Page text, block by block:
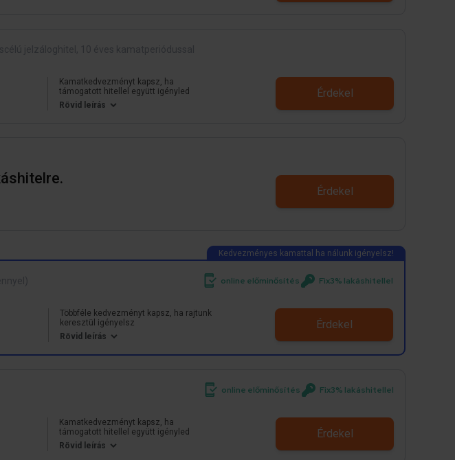
Kamatkedvezményt kapsz, ha
támogatott hitellel együtt igényled
Rövid leírás
Érdekel
Érdekel
online előminősítés Fix3% lakáshitellel
Többféle kedvezményt kapsz, ha rajtunk
keresztül igényelsz
Rövid leírás
Érdekel
online előminősítés Fix3% lakáshitellel
Kamatkedvezményt kapsz, ha
támogatott hitellel együtt igényled
Rövid leírás
Érdekel